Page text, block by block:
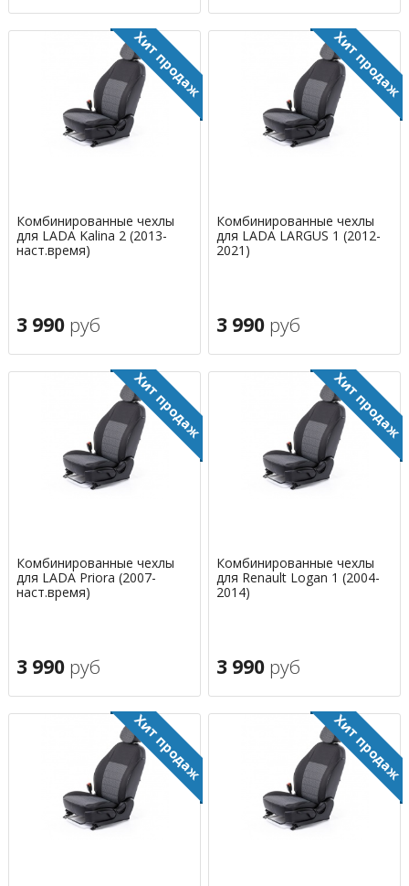
Комбинированные чехлы
для LADA Kalina 2 (2013-
наст.время)
3 990 руб
Комбинированные чехлы
для LADA LARGUS 1 (2012-
2021)
3 990 руб
Комбинированные чехлы
для LADA Priora (2007-
наст.время)
3 990 руб
Комбинированные чехлы
для Renault Logan 1 (2004-
2014)
3 990 руб